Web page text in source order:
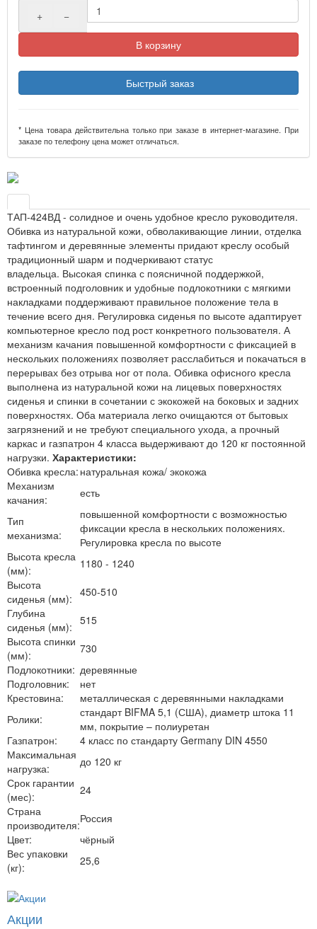
+
−
В корзину
Быстрый заказ
* Цена товара действительна только при заказе в интернет-магазине. При
заказе по телефону цена может отличаться.
ТАП-424ВД - солидное и очень удобное кресло руководителя.
Обивка из натуральной кожи, обволакивающие линии, отделка
тафтингом и деревянные элементы придают креслу особый
традиционный шарм и подчеркивают статус
владельца. Высокая спинка с поясничной поддержкой,
встроенный подголовник и удобные подлокотники с мягкими
накладками поддерживают правильное положение тела в
течение всего дня. Регулировка сиденья по высоте адаптирует
компьютерное кресло под рост конкретного пользователя. А
механизм качания повышенной комфортности с фиксацией в
нескольких положениях позволяет расслабиться и покачаться в
перерывах без отрыва ног от пола. Обивка офисного кресла
выполнена из натуральной кожи на лицевых поверхностях
сиденья и спинки в сочетании с экокожей на боковых и задних
поверхностях. Оба материала легко очищаются от бытовых
загрязнений и не требуют специального ухода, а прочный
каркас и газпатрон 4 класса выдерживают до 120 кг постоянной
нагрузки. Характеристики:
Обивка кресла: натуральная кожа/ экокожа
Механизм
качания:
есть
Тип
механизма:
повышенной комфортности с возможностью
фиксации кресла в нескольких положениях.
Регулировка кресла по высоте
Высота кресла
(мм):
1180 - 1240
Высота
сиденья (мм): 450-510
Глубина
сиденья (мм): 515
Высота спинки
(мм):
730
Подлокотники: деревянные
Подголовник:
нет
Крестовина:
металлическая с деревянными накладками
Ролики:
стандарт BIFMA 5,1 (США), диаметр штока 11
мм, покрытие – полиуретан
Газпатрон:
4 класс по стандарту Germany DIN 4550
Максимальная
нагрузка:
до 120 кг
Срок гарантии
(мес):
24
Страна
производителя:Россия
Цвет:
чёрный
Вес упаковки
(кг):
25,6
Акции